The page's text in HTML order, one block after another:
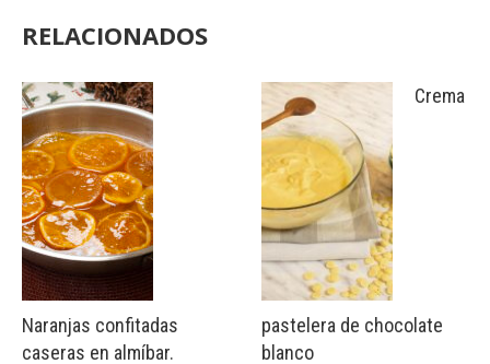
RELACIONADOS
Naranjas confitadas
caseras en almíbar.
Crema
pastelera de chocolate
blanco